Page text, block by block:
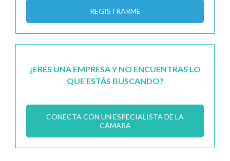
REGISTRARME
¿ERES UNA EMPRESA Y NO ENCUENTRAS LO
QUE ESTÁS BUSCANDO?
CONECTA CON UN ESPECIALISTA DE LA
CÁMARA